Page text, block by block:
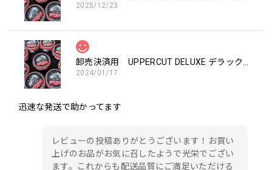
2025/12/23
2024/01/17
迅速な発送で助かってます
レビューの投稿ありがとうございます！お買い
上げのお品がお気に召したようで光栄でござい
ます。これからも配送品質にご満足いただける